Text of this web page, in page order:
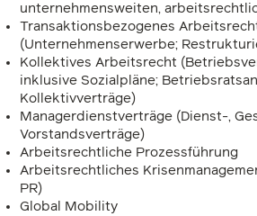
unternehmensweiten,
Transaktionsbezogenes
(Unternehmenserwerbe;
Kollektives Arbeitsrecht
inklusive Sozialpläne;
Kollektivverträge)
Managerdienstverträge (Dienst-,
Vorstandsverträge)
Arbeitsrechtliche Prozessführung
Arbeitsrechtliches
PR)
Global Mobility